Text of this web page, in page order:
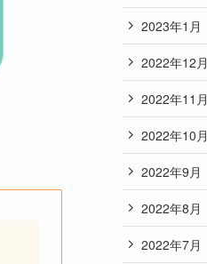
2023年1月
2022年12月
2022年11月
2022年10月
2022年9月
2022年8月
2022年7月